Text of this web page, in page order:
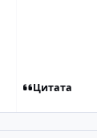
Цитата